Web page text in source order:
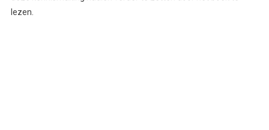
lezen.